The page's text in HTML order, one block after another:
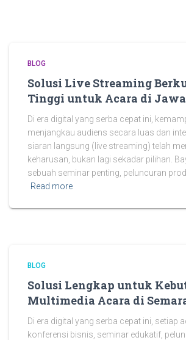
BLOG
Solusi Live Streaming
Tinggi untuk Acara di
Di era digital yang serba cepat ini,
menjangkau audiens secara luas dan
siaran langsung (live streaming) telah
keharusan, bukan lagi sekadar pilihan.
sebuah seminar penting, peluncuran
Read more
BLOG
Solusi Lengkap untuk
Multimedia Acara di
Di era digital yang serba cepat ini, setiap
konferensi bisnis, seminar edukatif,